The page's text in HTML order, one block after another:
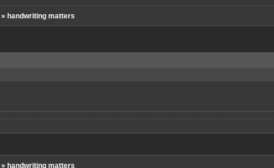
»handwriting matters
»handwriting matters